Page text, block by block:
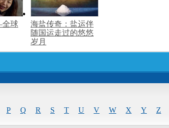
球
海盐传奇：盐运伴
随国运走过的悠悠
岁月
P Q R S T U V W X Y Z